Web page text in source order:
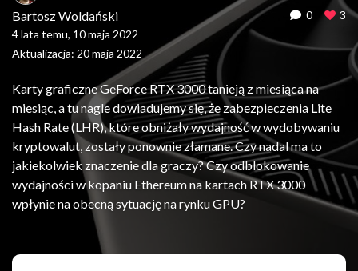
Bartosz Woldański
4 lata temu, 10 maja 2022
Aktualizacja: 20 maja 2022
0 3
Karty graficzne GeForce RTX 3000 tanieją z miesiąca na
miesiąc, a tu nagle dowiadujemy się, że zabezpieczenia Lite
Hash Rate (LHR), które obniżały wydajność w wydobywaniu
kryptowalut, zostały ponownie złamane. Czy nadal ma to
jakiekolwiek znaczenie dla graczy? Czy odblokowanie
wydajności w kopaniu Ethereum na kartach RTX 3000
wpłynie na obecną sytuację na rynku GPU?